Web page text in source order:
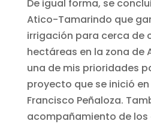
De igual forma, se
Atico-Tamarindo que
irrigación para cerca de
hectáreas en la zona de
una de mis prioridades
proyecto que se inició
Francisco Peñaloza.
acompañamiento de los